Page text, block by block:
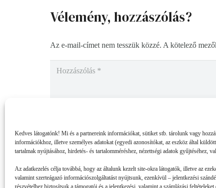
Kedves látogatónk! Mi és a partnereink információkat, sütiket stb. tárolunk vagy
információkhoz, illetve személyes adatokat (egyedi azonosítókat, az eszköz által
tartalmak nyújtásához, hirdetés- és tartalomméréshez, nézettségi adatok gyűjtéséhez,
Az adatkezelés célja továbbá, hogy az általunk kezelt site-okra látogatók, illetve az
valamint szerteágazó információszolgáltatást nyújtsunk, ezenkívül – jelentkezési
részvételhez biztosítsuk a támogatói és a jelentkezési, valamint a számlázási
Vélemény, hozzászólás?
Az e-mail-címet nem tesszük közzé. A kötelező